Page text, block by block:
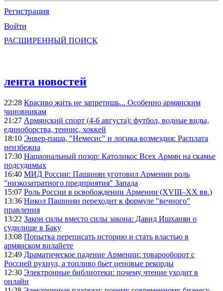
Регистрация
Войти
РАСШИРЕННЫЙ ПОИСК
лента новостей
22:28 Красиво жить не запретишь... Особенно армянским
чиновникам
21:27 Армянский спорт (4-6 августа): футбол, водные виды,
единоборства, теннис, хоккей
18:10 Энвер-паша, "Немесис" и логика возмездия: Расплата
неизбежна
17:30 Национальный позор: Католикос Всех Армян на скамье
подсудимых
16:40 МИД России: Пашинян уготовил Армении роль
"низкозатратного предприятия" Запада
15:07 Роль России в освобождении Армении (XVIII–XX вв.)
13:36 Никол Пашинян переходит к формуле "вечного"
правления
13:22 Закон силы вместо силы закона: Давид Ишханян о
судилище в Баку
13:08 Попытка переписать историю и стать властью в
армянском вилайете
12:49 Драматическое падение Армении: товарооборот с
Россией рухнул, а топливо бьет ценовые рекорды
12:30 Электронные библиотеки: почему чтение уходит в
онлайн